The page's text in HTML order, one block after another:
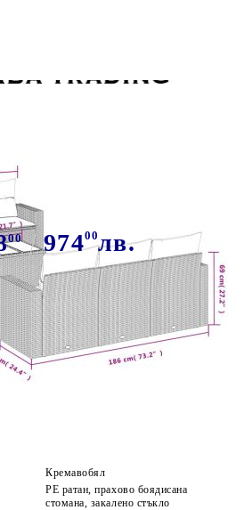
00 97400лв.
В наличност: 91 бр.
за доставка: 5 до 9 дни
Кремавобял
PE ратан, прахово боядисана
стомана, закалено стъкло